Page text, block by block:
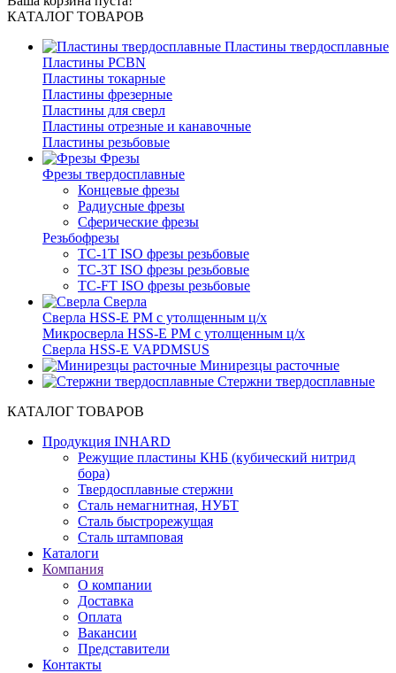
КАТАЛОГ ТОВАРОВ
Пластины твердосплавные
Пластины PCBN
Пластины токарные
Пластины фрезерные
Пластины для сверл
Пластины отрезные и канавочные
Пластины резьбовые
Фрезы
Фрезы твердосплавные
Концевые фрезы
Радиусные фрезы
Сферические фрезы
Резьбофрезы
TC-1T ISO фрезы резьбовые
TC-3T ISO фрезы резьбовые
TC-FT ISO фрезы резьбовые
Сверла
Cверла HSS-E PM c утолщенным ц/х
Микросверла HSS-E PM c утолщенным ц/х
Сверла HSS-E VAPDMSUS
Минирезцы расточные
Cтержни твердосплавные
КАТАЛОГ ТОВАРОВ
Продукция INHARD
Режущие пластины КНБ (кубический нитрид
бора)
Твердосплавные стержни
Сталь немагнитная, НУБТ
Сталь быстрорежущая
Сталь штамповая
Каталоги
Компания
О компании
Доставка
Оплата
Вакансии
Представители
Контакты